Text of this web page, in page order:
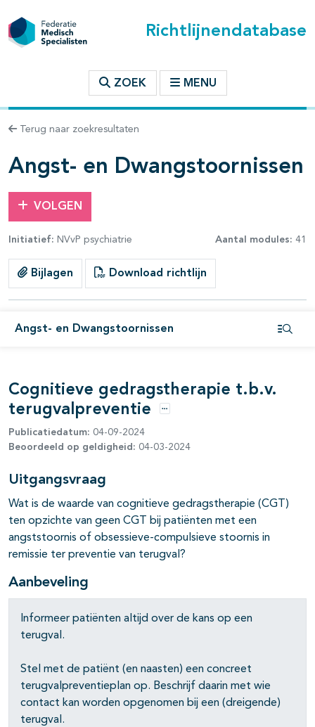
Richtlijnendatabase
ZOEK MENU
Terug naar zoekresultaten
Angst- en Dwangstoornissen
VOLGEN
Initiatief: NVvP psychiatrie Aantal modules: 41
Bijlagen Download richtlijn
Angst- en Dwangstoornissen
binnen deze richtlijn
open- en dichtklappen
open- en dichtklappen
open- en dichtklappen
open- en dichtklappen
open- en dichtklappen
Cognitieve gedragstherapie t.b.v.
terugvalpreventie
Opties
Publicatiedatum: 04-09-2024
Beoordeeld op geldigheid: 04-03-2024
Uitgangsvraag
Wat is de waarde van cognitieve gedragstherapie (CGT)
ten opzichte van geen CGT bij patiënten met een
angststoornis of obsessieve-compulsieve stoornis in
remissie ter preventie van terugval?
Aanbeveling
Informeer patiënten altijd over de kans op een
terugval.
Stel met de patiënt (en naasten) een concreet
terugvalpreventieplan op. Beschrijf daarin met wie
contact kan worden opgenomen bij een (dreigende)
terugval.